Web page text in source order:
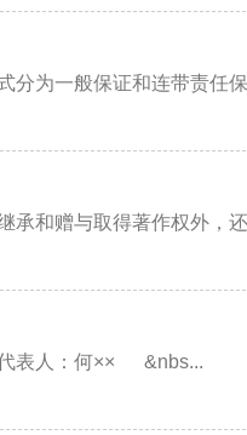
为一般保证和连带责任
和赠与取得著作权外，
代表人：何×× &nbs...